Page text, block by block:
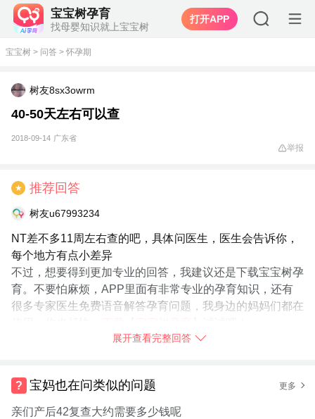
宝宝树孕育
找母婴知识就上宝宝树
打开APP
宝宝树 > 问答 > 怀孕期
树友8sx3owrm
40-50天左右可以查
2018-09-14 广东省
举报
★ 推荐回答
树友u67993234
NT差不多11周左右查的吧，具体问医生，医生会告诉你，
每个地方有点小差异
不过，想要得到更加专业的回答，我建议还是下载宝宝树孕
育。不要怕麻烦，APP里面有非常专业的孕育知识，还有
很多专家医生免费语音解答孕育问题，我身边的妈妈们都在
展开查看完整回答
宝妈也在问类似的问题 更多
亲们产后42复查大约需要多少钱呢